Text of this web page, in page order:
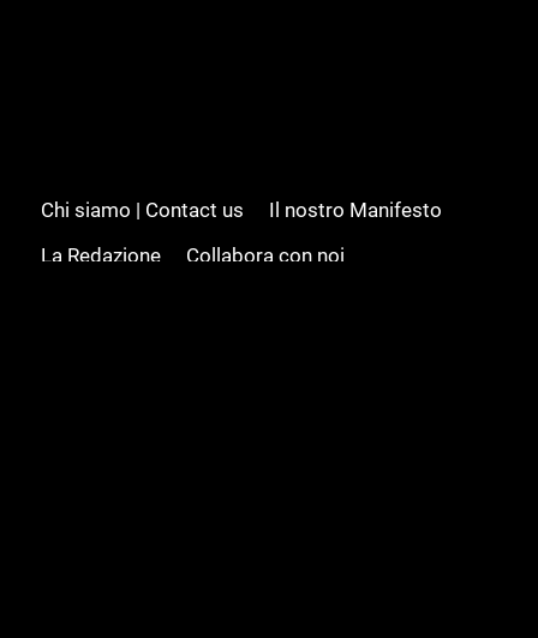
Chi siamo | Contact us
Il nostro Manifesto
La Redazione
Collabora con noi